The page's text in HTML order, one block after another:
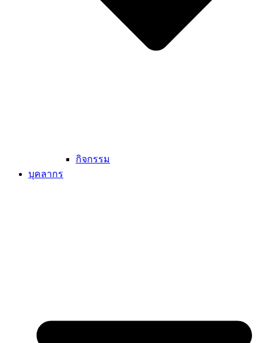
กิจกรรม
บุคลากร